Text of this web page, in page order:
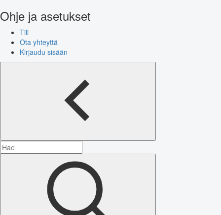
Ohje ja asetukset
Tili
Ota yhteyttä
Kirjaudu sisään